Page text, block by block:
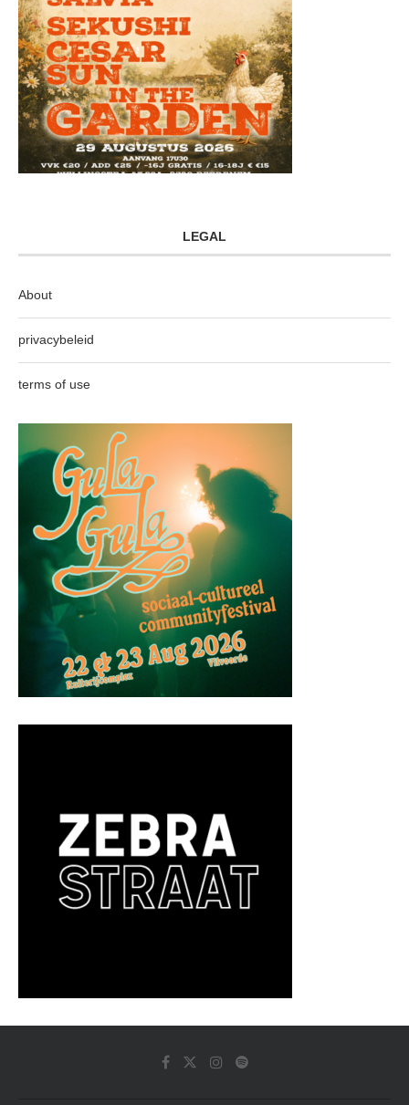
LEGAL
About
privacybeleid
terms of use